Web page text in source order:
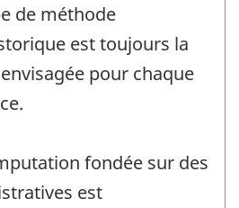
de méthode
est toujours la
pour chaque
fondée sur des
est